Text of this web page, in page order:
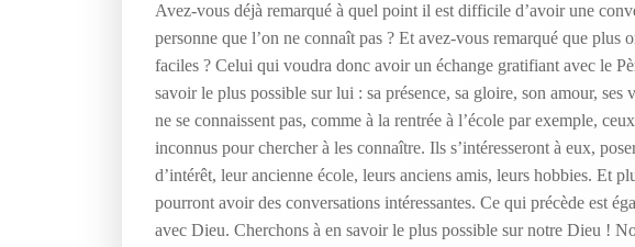
Avez-vous déjà remarqué à quel point il est difficile d’avoir une
personne que l’on ne connaît pas ? Et avez-vous remarqué que plus
faciles ? Celui qui voudra donc avoir un échange gratifiant avec le
savoir le plus possible sur lui : sa présence, sa gloire, son amour, ses
ne se connaissent pas, comme à la rentrée à l’école par exemple,
inconnus pour chercher à les connaître. Ils s’intéresseront à eux,
d’intérêt, leur ancienne école, leurs anciens amis, leurs hobbies. Et
pourront avoir des conversations intéressantes. Ce qui précède est
avec Dieu. Cherchons à en savoir le plus possible sur notre Dieu !